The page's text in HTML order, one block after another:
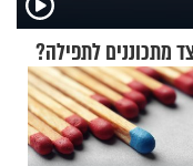
מתכוננים לתפילה?